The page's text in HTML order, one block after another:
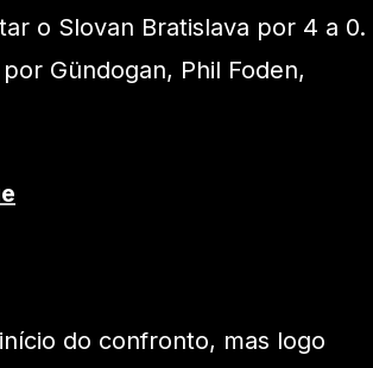
o Slovan Bratislava por 4 a 0.
Gündogan, Phil Foden,
do confronto, mas logo